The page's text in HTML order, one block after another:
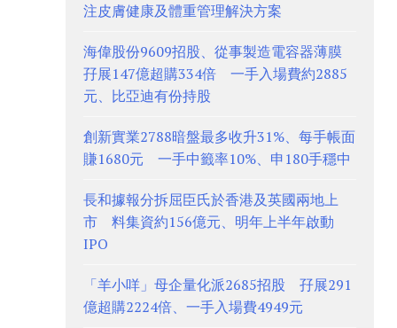
注皮膚健康及體重管理解決方案
海偉股份9609招股、從事製造電容器薄膜
孖展147億超購334倍 一手入場費約2885
元、比亞迪有份持股
創新實業2788暗盤最多收升31%、每手帳面
賺1680元 一手中籤率10%、申180手穩中
長和據報分拆屈臣氏於香港及英國兩地上
市 料集資約156億元、明年上半年啟動
IPO
「羊小咩」母企量化派2685招股 孖展291
億超購2224倍、一手入場費4949元